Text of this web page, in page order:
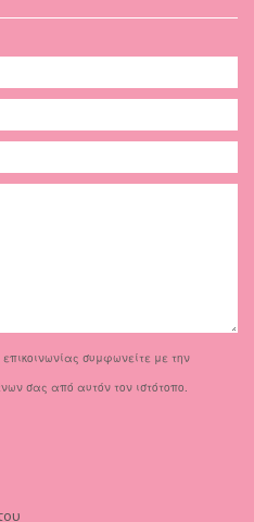
συμφωνείτε με την
σας από αυτόν τον ιστότοπο.